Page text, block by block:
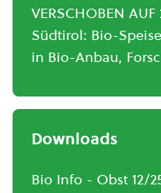
VERSCHOBEN
Südtirol: Bio-
in Bio-Anbau,
Downloads
Bio Info - Obst 12/